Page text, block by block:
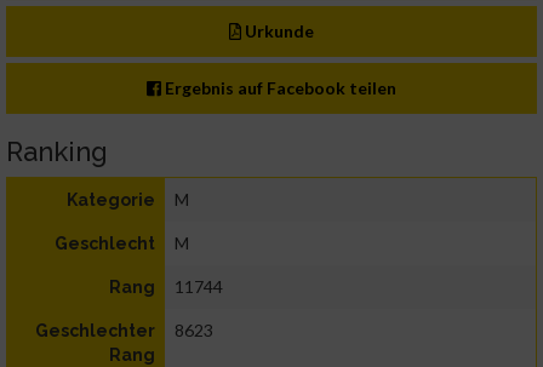
Urkunde
Ergebnis auf Facebook teilen
Ranking
Kategorie M
Geschlecht M
Rang 11744
Geschlechter
Rang
8623